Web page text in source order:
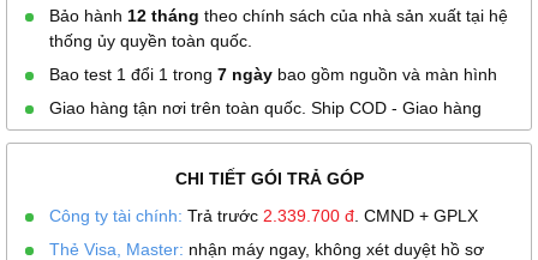
Bảo hành 12 tháng theo chính sách của nhà sản xuất tại hệ
thống ủy quyền toàn quốc.
Bao test 1 đổi 1 trong 7 ngày bao gồm nguồn và màn hình
Giao hàng tận nơi trên toàn quốc. Ship COD - Giao hàng
CHI TIẾT GÓI TRẢ GÓP
Công ty tài chính: Trả trước 2.339.700 đ . CMND + GPLX
Thẻ Visa, Master: nhận máy ngay, không xét duyệt hồ sơ